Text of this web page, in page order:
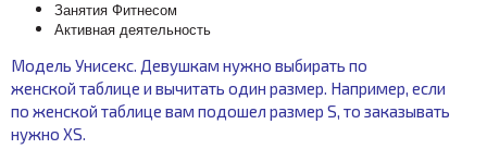
Занятия Фитнесом
Активная деятельность
Модель Унисекс. Девушкам нужно выбирать по
женской таблице и вычитать один размер. Например, если
по женской таблице вам подошел размер S, то заказывать
нужно XS.